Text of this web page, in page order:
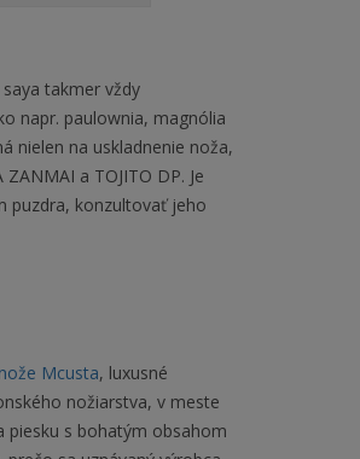
takmer vždy
napr. paulownia, magnólia
nielen na uskladnenie noža,
a TOJITO DP. Je
puzdra, konzultovať jeho
Mcusta, luxusné
nožiarstva, v meste
piesku s bohatým obsahom